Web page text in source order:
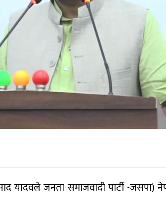
यादवले जनता समाजवादी पार्टी -